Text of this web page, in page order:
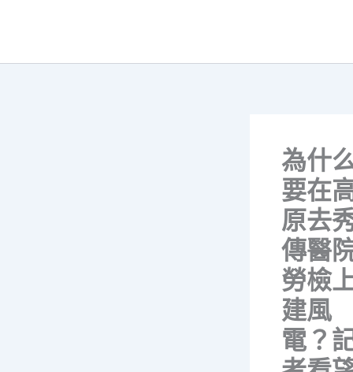
為什
要在
原去
傳醫
勞檢
建風
電？